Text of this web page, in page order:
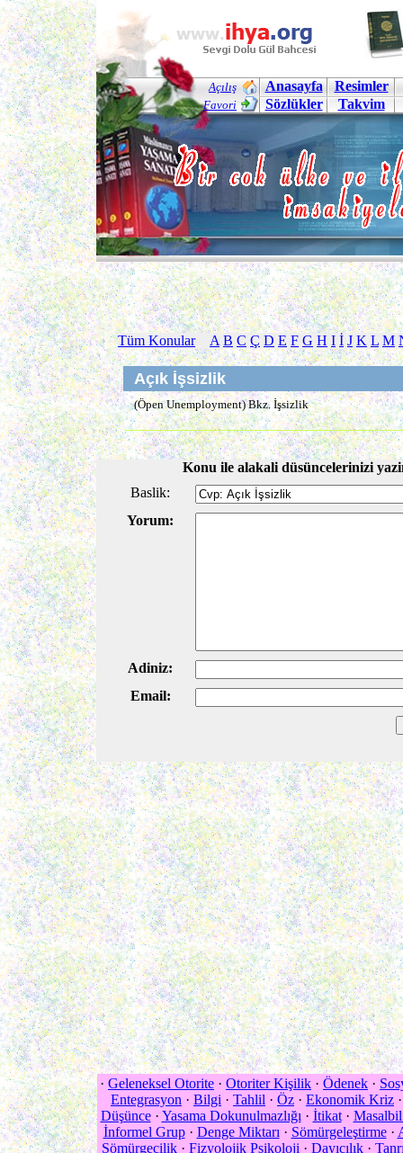
Açılış
Favori
Anasayfa
Resimler
Sözlükler
Takvim
Tüm Konular A B C Ç D E F G H I İ J K L M
Açık İşsizlik
(Öpen Unemployment) Bkz. İşsizlik
Konu ile alakali düsüncelerinizi
Baslik:
Yorum:
Adiniz:
Email:
· Geleneksel Otorite · Otoriter Kişilik · Ödenek ·
Entegrasyon · Bilgi · Tahlil · Öz · Ekonomik Kriz
Düşünce· Yasama Dokunulmazlığı · İtikat·
İnformel Grup· Denge Miktarı · Sömürgeleştirme·
Sömürgecilik· Fizyolojik Psikoloji · Dayıcılık·